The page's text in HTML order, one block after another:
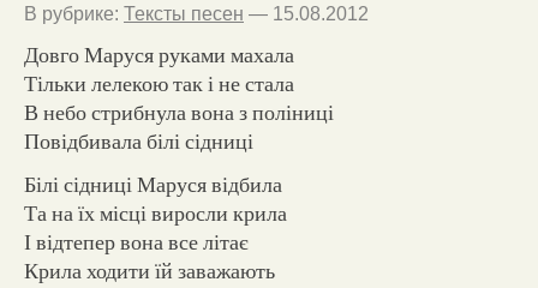
В рубрике: Тексты песен — 15.08.2012
Довго Маруся руками махала
Тільки лелекою так і не стала
В небо стрибнула вона з поліниці
Повідбивала білі сідниці
Білі сідниці Маруся відбила
Та на їх місці виросли крила
І відтепер вона все літає
Крила ходити їй заважають